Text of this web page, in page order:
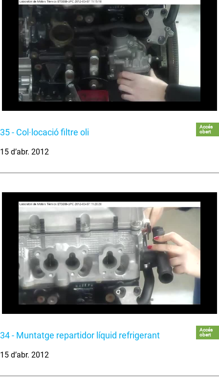
35 - Col·locació filtre oli
Accés
obert
15 d’abr. 2012
34 - Muntatge repartidor líquid refrigerant
Accés
obert
15 d’abr. 2012